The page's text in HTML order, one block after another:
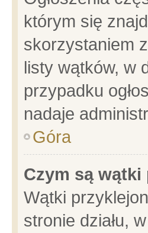
którym się
skorzystaniem
listy wątków, w
przypadku
nadaje
Góra
Czym są
Wątki
stronie działu,